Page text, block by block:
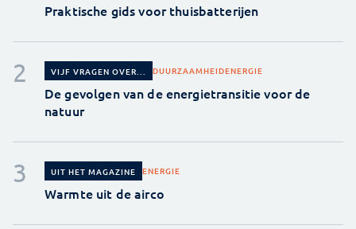
Praktische gids voor thuisbatterijen
VIJF VRAGEN OVER... DUURZAAMHEIDENERGIE
De gevolgen van de energietransitie voor de
natuur
UIT HET MAGAZINE ENERGIE
Warmte uit de airco